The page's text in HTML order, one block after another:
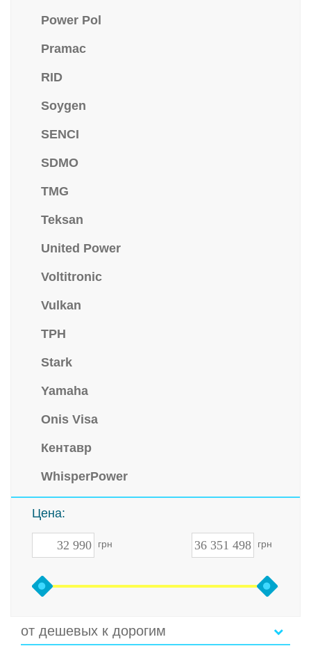
Power Pol
Pramac
RID
Soygen
SENCI
SDMO
TMG
Teksan
United Power
Voltitronic
Vulkan
TPH
Stark
Yamaha
Onis Visa
Кентавр
WhisperPower
Цена:
грн грн
от дешевых к дорогим